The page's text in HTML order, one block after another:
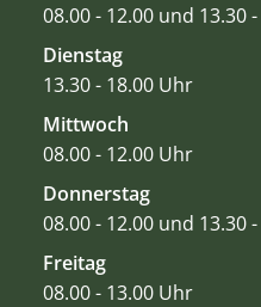
08.00 - 12.00 und 13.30
Dienstag
13.30 - 18.00 Uhr
Mittwoch
08.00 - 12.00 Uhr
Donnerstag
08.00 - 12.00 und 13.30
Freitag
08.00 - 13.00 Uhr